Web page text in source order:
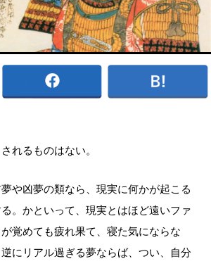
れるものはない。
や凶夢の類なら、現実に何かが起こる
。かといって、現実とはほど遠いファ
覚めても疲れ果て、寝た気にならな
にリアル過ぎる夢ならば、つい、自分